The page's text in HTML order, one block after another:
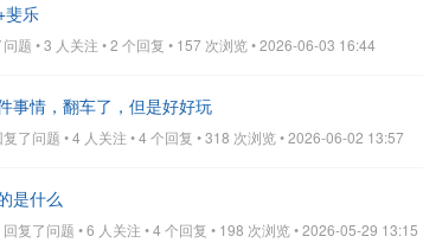
斐乐
题 • 3 人关注 • 2 个回复 • 157 次浏览 • 2026-06-03 16:44
事情，翻车了，但是好好玩
复了问题 • 4 人关注 • 4 个回复 • 318 次浏览 • 2026-06-02 13:57
是什么
回复了问题 • 6 人关注 • 4 个回复 • 198 次浏览 • 2026-05-29 13:15